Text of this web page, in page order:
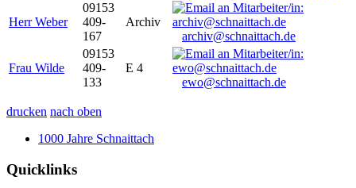
Herr Weber
09153
409-
167
Archiv
archiv@schnaittach.de
Frau Wilde
09153
409-
133
E 4
ewo@schnaittach.de
drucken nach oben
1000 Jahre Schnaittach
Quicklinks